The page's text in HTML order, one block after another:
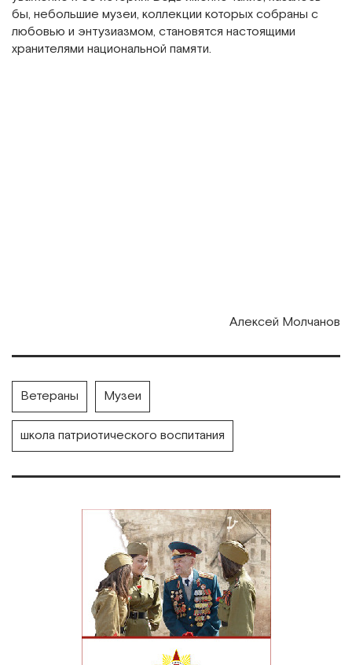
бы, небольшие музеи, коллекции которых собраны с
любовью и энтузиазмом, становятся настоящими
хранителями национальной памяти.
Алексей Молчанов
Ветераны Музеи
школа патриотического воспитания